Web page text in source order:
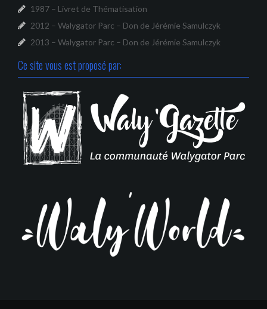
1987 – Livret de Thématisation
2012 – Walygator Parc – Don de Jérémie Samulczyk
2013 – Walygator Parc – Don de Jérémie Samulczyk
Ce site vous est proposé par: